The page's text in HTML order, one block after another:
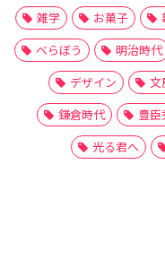
雑学
お菓子
べらぼう
明治時代
デザイン
文
鎌倉時代
豊臣
光る君へ